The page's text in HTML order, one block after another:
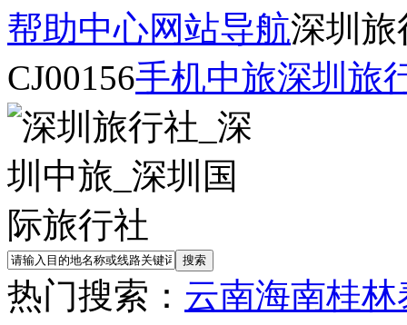
帮助中心网站导航深圳旅
CJ00156手机中旅深圳旅
热门搜索： 云南海南桂林